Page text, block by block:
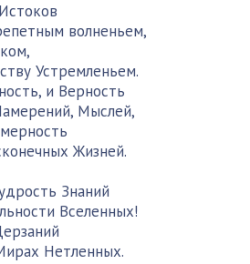
волненьем,
Устремленьем.
и Верность
Мыслей,
Жизней.
Знаний
Вселенных!
Нетленных.